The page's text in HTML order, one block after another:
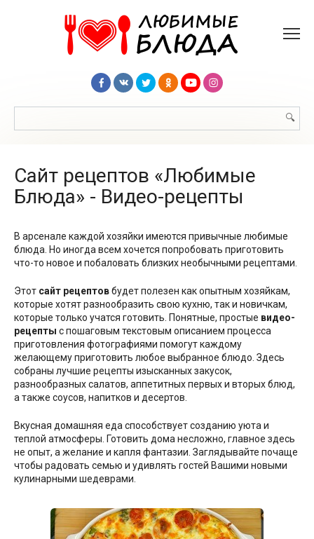
Сайт рецептов «Любимые
Блюда» - Видео-рецепты
В арсенале каждой хозяйки имеются привычные любимые
блюда. Но иногда всем хочется попробовать приготовить
что-то новое и побаловать близких необычными рецептами.
Этот сайт рецептовбудет полезен как опытным хозяйкам,
которые хотят разнообразить свою кухню, так и новичкам,
которые только учатся готовить. Понятные, простые видео-
рецепты с пошаговым текстовым описанием процесса
приготовления фотографиями помогут каждому
желающему приготовить любое выбранное блюдо. Здесь
собраны лучшие рецепты изысканных закусок,
разнообразных салатов, аппетитных первых и вторых блюд,
а также соусов, напитков и десертов.
Вкусная домашняя еда способствует созданию уюта и
теплой атмосферы. Готовить дома несложно, главное здесь
не опыт, а желание и капля фантазии. Заглядывайте почаще
чтобы радовать семью и удивлять гостей Вашими новыми
кулинарными шедеврами.